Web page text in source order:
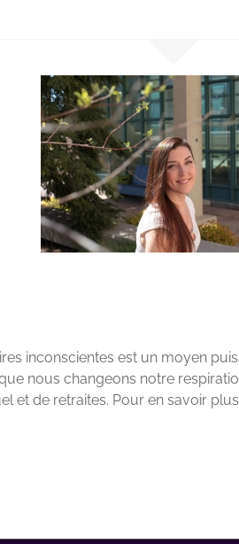
inconscientes est un moyen
nous changeons notre
et de retraites. Pour en savoir